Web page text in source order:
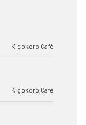
Kigokoro Café
Kigokoro Café